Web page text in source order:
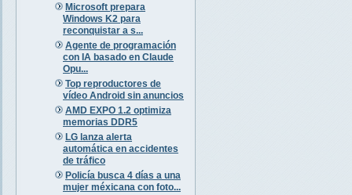
Microsoft prepara
Windows K2 para
reconquistar a s...
Agente de programación
con IA basado en Claude
Opu...
Top reproductores de
vídeo Android sin anuncios
AMD EXPO 1.2 optimiza
memorias DDR5
LG lanza alerta
automática en accidentes
de tráfico
Policía busca 4 días a una
mujer méxicana con foto...